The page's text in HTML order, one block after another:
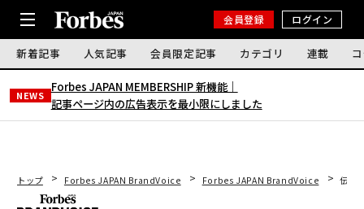
会員登録 ログイン
新着記事 人気記事 会員限定記事 カテゴリ 連載
NEWS
Forbes JAPAN MEMBERSHIP 新機能｜
記事ページ内の広告表示を最小限にしました
トップ Forbes JAPAN BrandVoice Forbes JAPAN BrandVoice 伝統